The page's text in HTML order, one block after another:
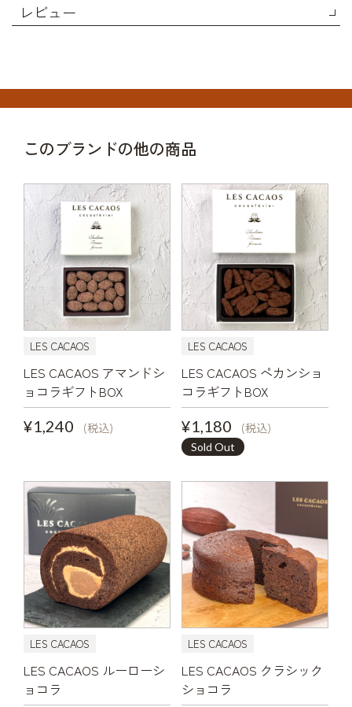
レビュー
このブランドの他の商品
LES CACAOS
LES CACAOS アマンドシ
ョコラギフトBOX
¥1,240
(税込)
LES CACAOS
LES CACAOS ペカンショ
コラギフトBOX
¥1,180
(税込)
Sold Out
LES CACAOS
LES CACAOS ルーローシ
ョコラ
LES CACAOS
LES CACAOS クラシック
ショコラ